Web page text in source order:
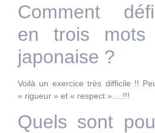
Comment
en trois mots
japonaise ?
Voilà un exercice très difficile !!
« rigueur » et « respect »….!!!
Quels sont